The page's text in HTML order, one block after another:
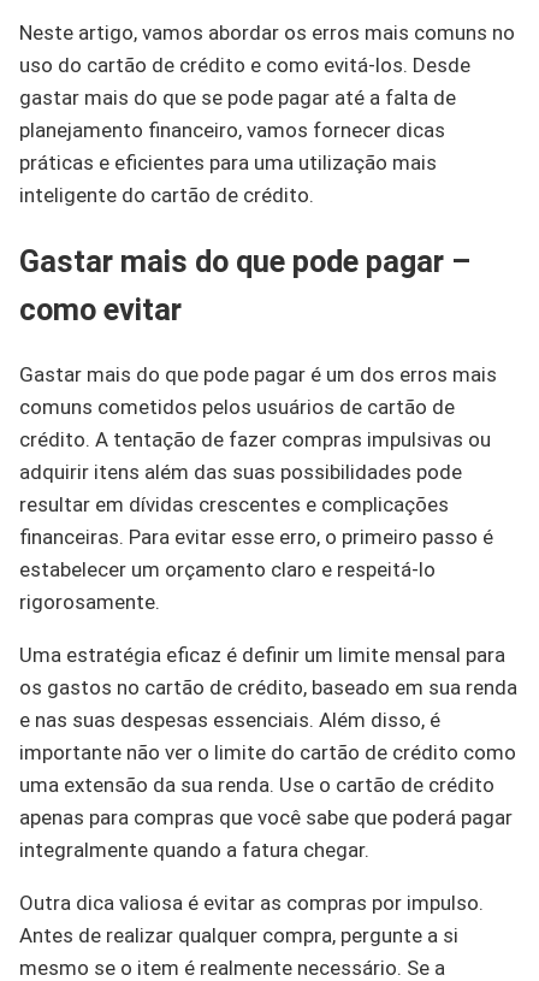
Neste artigo, vamos abordar os erros mais comuns no
uso do cartão de crédito e como evitá-los. Desde
gastar mais do que se pode pagar até a falta de
planejamento financeiro, vamos fornecer dicas
práticas e eficientes para uma utilização mais
inteligente do cartão de crédito.
Gastar mais do que pode pagar –
como evitar
Gastar mais do que pode pagar é um dos erros mais
comuns cometidos pelos usuários de cartão de
crédito. A tentação de fazer compras impulsivas ou
adquirir itens além das suas possibilidades pode
resultar em dívidas crescentes e complicações
financeiras. Para evitar esse erro, o primeiro passo é
estabelecer um orçamento claro e respeitá-lo
rigorosamente.
Uma estratégia eficaz é definir um limite mensal para
os gastos no cartão de crédito, baseado em sua renda
e nas suas despesas essenciais. Além disso, é
importante não ver o limite do cartão de crédito como
uma extensão da sua renda. Use o cartão de crédito
apenas para compras que você sabe que poderá pagar
integralmente quando a fatura chegar.
Outra dica valiosa é evitar as compras por impulso.
Antes de realizar qualquer compra, pergunte a si
mesmo se o item é realmente necessário. Se a